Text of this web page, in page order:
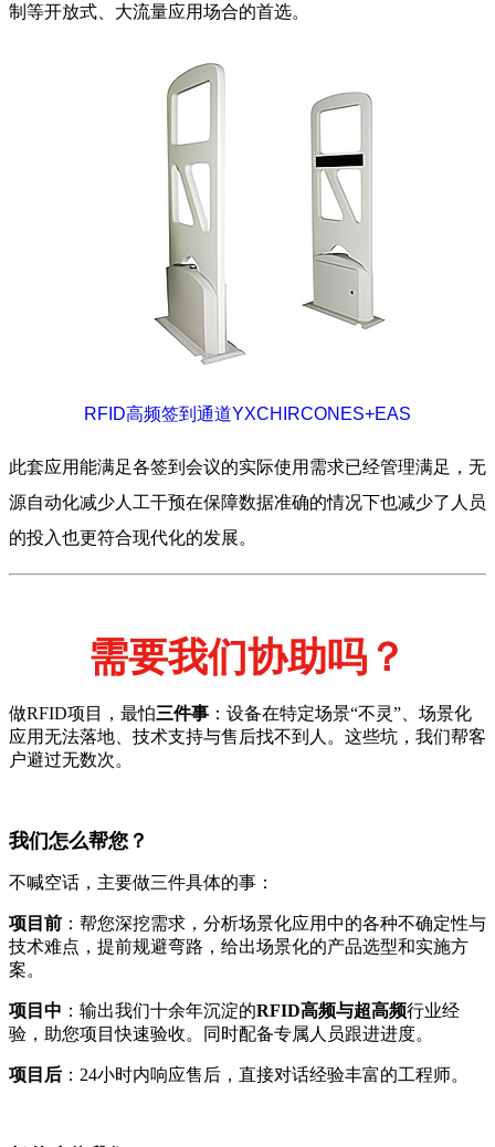
制等开放式、大流量应用场合的首选。
RFID高频签到通道YXCHIRCONES+EAS
此套应用能满足各签到会议的实际使用需求已经管理满足，无
源自动化减少人工干预在保障数据准确的情况下也减少了人员
的投入也更符合现代化的发展。
需要我们协助吗？
做RFID项目，最怕三件事 ：设备在特定场景“不灵”、场景化
应用无法落地、技术支持与售后找不到人。这些坑，我们帮客
户避过无数次。
我们怎么帮您？
不喊空话，主要做三件具体的事：
项目前 ：帮您深挖需求，分析场景化应用中的各种不确定性与
技术难点，提前规避弯路，给出场景化的产品选型和实施方
案。
项目中 ：输出我们十余年沉淀的RFID高频与超高频行业经
验，助您项目快速验收。同时配备专属人员跟进进度。
项目后 ：24小时内响应售后，直接对话经验丰富的工程师。